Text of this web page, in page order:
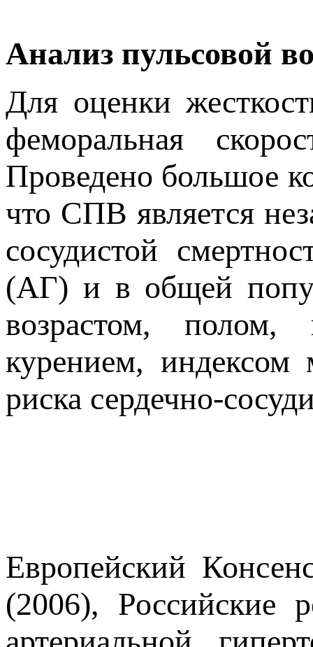
Анализ пульсовой
Для оценки
феморальная
Проведено большое
что СПВ является
сосудистой
(АГ) и в общей
возрастом, полом,
курением,
риска сердечно-
Европейский
(2006), Российские